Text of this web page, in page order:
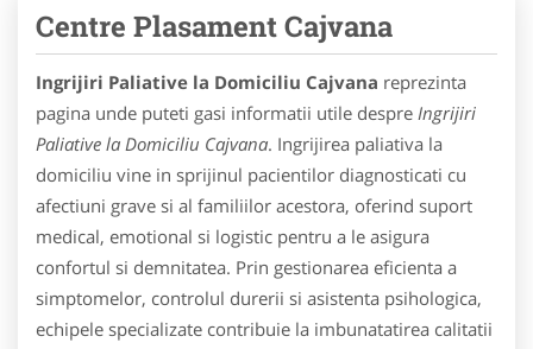
Centre Plasament Cajvana
Ingrijiri Paliative la Domiciliu Cajvana reprezinta
pagina unde puteti gasi informatii utile despre Ingrijiri
Paliative la Domiciliu Cajvana. Ingrijirea paliativa la
domiciliu vine in sprijinul pacientilor diagnosticati cu
afectiuni grave si al familiilor acestora, oferind suport
medical, emotional si logistic pentru a le asigura
confortul si demnitatea. Prin gestionarea eficienta a
simptomelor, controlul durerii si asistenta psihologica,
echipele specializate contribuie la imbunatatirea calitatii